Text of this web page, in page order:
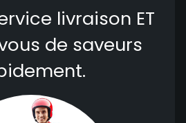
livraison ET
de saveurs